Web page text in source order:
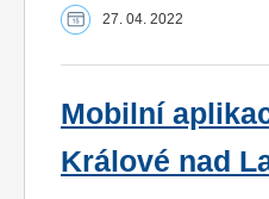
27. 04. 2022
Mobilní
Králové nad